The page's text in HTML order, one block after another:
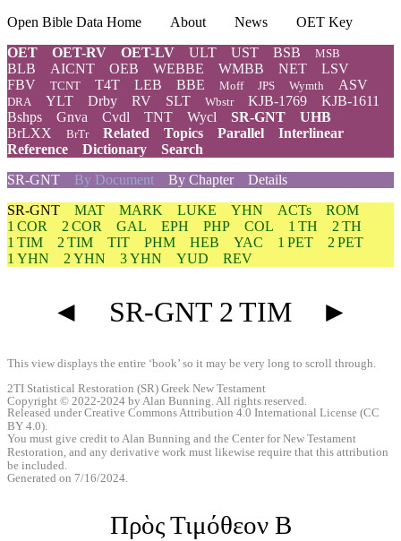
Open Bible Data Home About News
OET Key
OET
OET-RV OET-LV ULT UST BSB MSB
BLB AICNT OEB WEBBE WMBB NET
LSV
FBV
TCNT T4T LEB BBE Moff JPS Wymth ASV
DRA YLT Drby RV SLT Wbstr KJB-1769
KJB-1611
Bshps
Gnva Cvdl TNT Wycl SR-GNT
UHB
BrLXX
BrTr Related Topics Parallel
Interlinear
Reference
Dictionary
Search
SR-GNT By Document By Chapter
Details
SR-GNT MAT MARK LUKE YHN ACTs
ROM
1 COR
2 COR GAL EPH PHP COL 1 TH
2 TH
1 TIM
2 TIM TIT PHM HEB YAC 1 PET
2 PET
1 YHN
2 YHN 3 YHN YUD REV
◄ SR-GNT 2 TIM ►
This view displays the entire ‘book’ so it may be very long to scroll through.
2TI Statistical Restoration (SR) Greek New Testament
Copyright © 2022-2024 by Alan Bunning. All rights reserved.
Released under Creative Commons Attribution 4.0 International License (CC
BY 4.0).
You must give credit to Alan Bunning and the Center for New Testament
Restoration, and any derivative work must likewise require that this attribution
be included.
Generated on 7/16/2024.
Πρὸς Τιμόθεον Β